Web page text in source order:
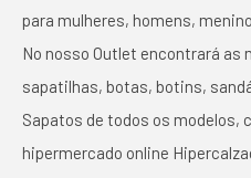
para mulheres, homens,
No nosso Outlet encontrará
sapatilhas, botas, botins,
Sapatos de todos os modelos,
hipermercado online